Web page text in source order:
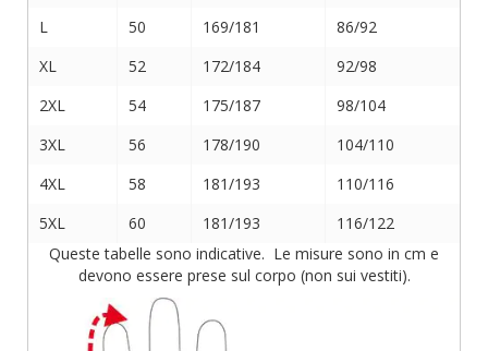
L
50 169/181
86/92
XL
52 172/184
92/98
2XL
54 175/187
98/104
3XL
56 178/190
104/110
4XL
58 181/193
110/116
5XL
60 181/193
116/122
Queste tabelle sono indicative. Le misure sono in cm e
devono essere prese sul corpo (non sui vestiti).